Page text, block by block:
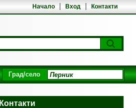
Начало Вход Контакти
Град/село
Контакти